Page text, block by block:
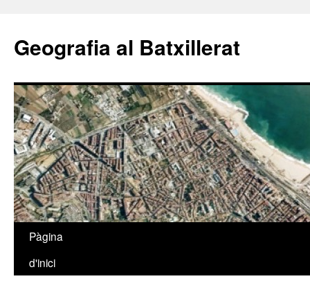
Geografia al Batxillerat
Vés
Pàgina
d'inici